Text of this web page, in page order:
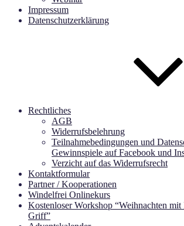
Impressum
Datenschutzerklärung
Rechtliches
AGB
Widerrufsbelehrung
Teilnahmebedingungen und
Gewinnspiele auf Facebook und
Verzicht auf das Widerrufsrecht
Kontaktformular
Partner / Kooperationen
Windelfrei Onlinekurs
Kostenloser Workshop “Weihnachten
Griff”